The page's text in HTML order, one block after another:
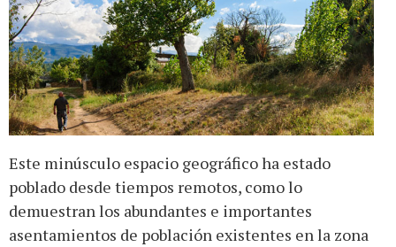
Este minúsculo espacio geográfico ha estado
poblado desde tiempos remotos, como lo
demuestran los abundantes e importantes
asentamientos de población existentes en la zona